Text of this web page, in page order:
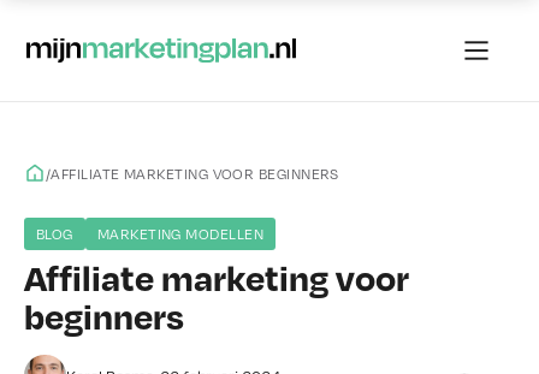
/AFFILIATE MARKETING VOOR BEGINNERS
BLOG MARKETING MODELLEN
Affiliate marketing voor
beginners